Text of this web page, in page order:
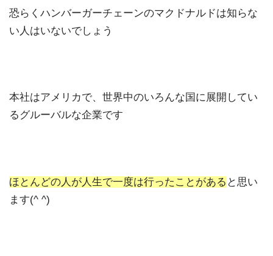
恐らくハンバーガーチェーンのマクドナルドは知らな
い人はいないでしょう
本社はアメリカで、世界中のいろんな国に展開してい
るグルーバルな企業です
ほとんどの人が人生で一度は行ったことがある と思い
ます(^ ^)